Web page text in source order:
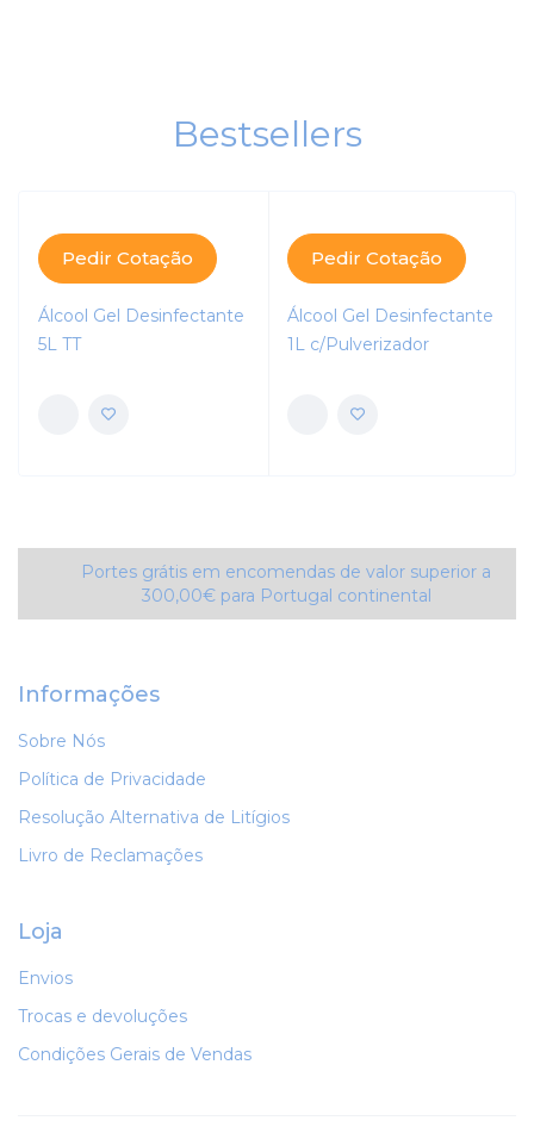
Bestsellers
Pedir Cotação
Álcool Gel Desinfectante
5L TT
Pedir Cotação
Álcool Gel Desinfectante
1L c/Pulverizador
Portes grátis em encomendas de valor superior a
300,00€ para Portugal continental
Informações
Sobre Nós
Política de Privacidade
Resolução Alternativa de Litígios
Livro de Reclamações
Loja
Envios
Trocas e devoluções
Condições Gerais de Vendas